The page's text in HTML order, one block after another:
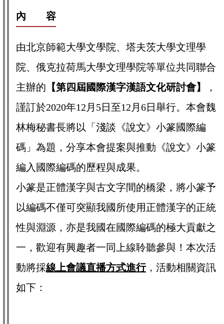
內 容
由北京師範大學文學院、塔夫茨大學文理學
院、俄克拉荷馬大學文理學院等單位共同聯合
主辦的 【第四屆國際漢字漢語文化研討會】
，
謹訂於2020年12月5日至12月6日舉行。本會魏
林梅秘書長將以「淺談《說文》小篆國際編
碼」為題，分享本會提案與推動《說文》小篆
編入國際編碼的歷程與成果。
小篆是正體漢字與古文字間的橋梁，將小篆予
以編碼不僅可突顯我國所使用正體漢字的正統
性與淵源，亦是我國在國際編碼的極大貢獻之
一，歡迎有興趣者一同上線聆聽參與！本次活
動將採線上會議直播方式進行，活動相關資訊
如下：